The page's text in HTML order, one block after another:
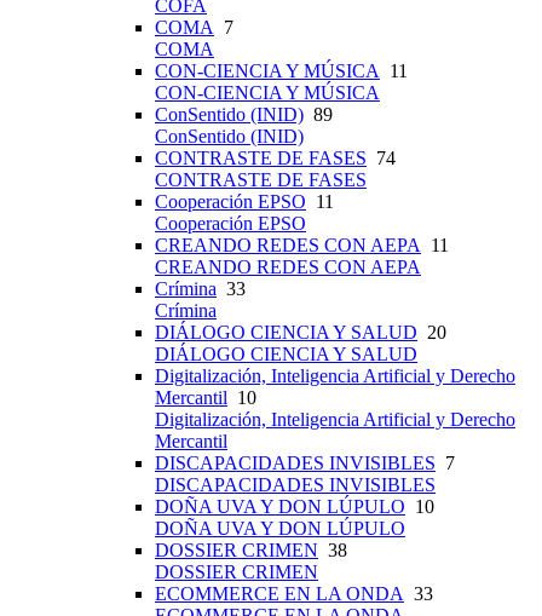
COFA
COMA
7
COMA
CON-CIENCIA Y MÚSICA
11
CON-CIENCIA Y MÚSICA
ConSentido (INID) 89
ConSentido (INID)
CONTRASTE DE FASES 74
CONTRASTE DE FASES
Cooperación EPSO 11
Cooperación EPSO
CREANDO REDES CON AEPA
11
CREANDO REDES CON AEPA
Crímina 33
Crímina
DIÁLOGO CIENCIA Y SALUD 20
DIÁLOGO CIENCIA Y SALUD
Digitalización, Inteligencia Artificial y Derecho
Mercantil 10
Digitalización, Inteligencia Artificial y Derecho
Mercantil
DISCAPACIDADES INVISIBLES 7
DISCAPACIDADES INVISIBLES
DOÑA UVA Y DON LÚPULO 10
DOÑA UVA Y DON LÚPULO
DOSSIER CRIMEN 38
DOSSIER CRIMEN
ECOMMERCE EN LA ONDA 33